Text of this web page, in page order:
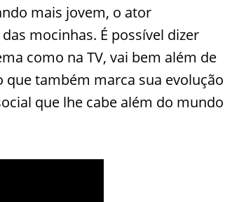
mais jovem, o ator
mocinhas. É possível dizer
como na TV, vai bem além de
também marca sua evolução
que lhe cabe além do mundo